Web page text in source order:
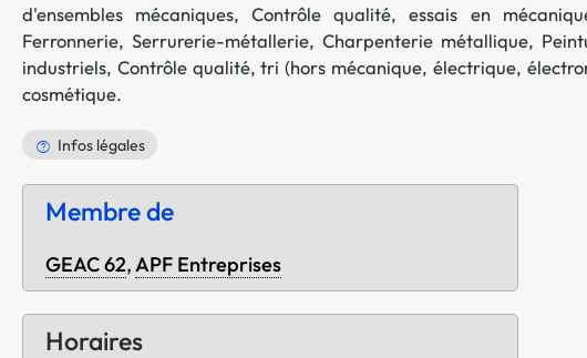
d'ensembles mécaniques,Contrôle qualité, essais en
Ferronnerie, Serrurerie-métallerie, Charpenterie métallique,
industriels, Contrôle qualité, tri (hors mécanique, électrique,
cosmétique.
Infos légales
Membre de
GEAC 62,APF Entreprises
Horaires